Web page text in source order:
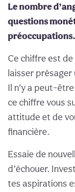
Le nombre
questions
préoccupations.
Ce chiffre est
laisser
Il n’y a peut-
ce chiffre vous
attitude et de
financière.
Essaie de
d’échouer.
tes aspirations